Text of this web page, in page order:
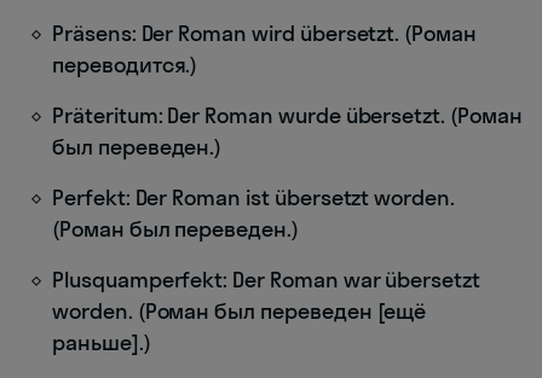
Präsens: Der Roman wird übersetzt. (Роман
переводится.)
Präteritum: Der Roman wurde übersetzt. (Роман
был переведен.)
Perfekt: Der Roman ist übersetzt worden.
(Роман был переведен.)
Plusquamperfekt: Der Roman war übersetzt
worden. (Роман был переведен [ещё
раньше].)